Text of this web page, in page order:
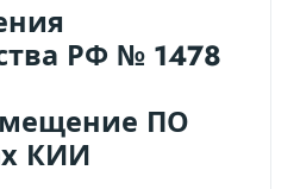
РФ № 1478
ПО
КИИ